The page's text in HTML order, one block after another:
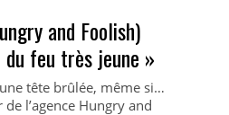
and Foolish)
du feu très jeune »
tête brûlée, même si…
l’agence Hungry and